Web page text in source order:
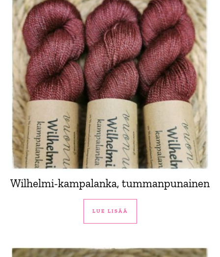
Wilhelmi-kampalanka, tummanpunainen
LUE LISÄÄ